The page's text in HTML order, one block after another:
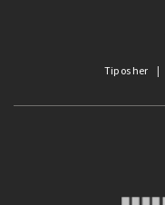
Tip os her |